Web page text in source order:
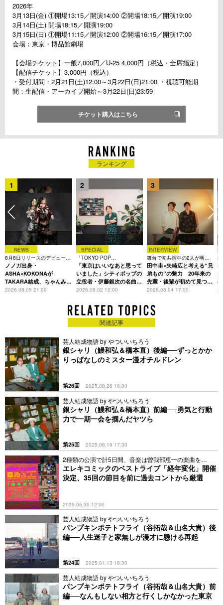
2026年
3月13日(金) ①開場13:15／開演14:00 ②開場18:15／開演19:00
3月14日(土) 開場18:15／開演19:00
3月15日(日) ①開場11:15／開演12:00 ②開場16:15／開演17:00
会場：東京・博品館劇場
【会場チケット】一般7,000円／U-25 4,000円（税込・全席指定）
【配信チケット】3,000円（税込）
・受付期間：2月21日(土)12:00～3月22日(日)21:00 ・視聴可能期
間：生配信・アーカイブ開始～3月22日(日)23:59
チケット購入はこちら
ランキング
1
NEWS
8月8日リリースのデビュー曲
は「Time is money」
ノノガ出身・
ASHA×KOKONAが
TAKARA結成、ちゃんみな
主宰レーベル第2弾アーテ
2026.08.05 21:00
2
SPECIAL
「TOKYO POP
CHRONICLE」特集
「東京はいいなあと思って
いました」シティポップの
立役者・伊藤銀次の名曲回
想録
2026.08.02 12:00
3
INTERVIEW
舞台で初共演中の2人が明か
す、今の自分をつくる恩人の
存在
田中圭×矢崎広と考える“兄
弟もの”の魅力 20年来の
先輩・後輩が初めて見つけ
た互いの共通点とは
2026.08.04 17:00
3
関連記事
芸人結成物語 by やついいちろう
銀シャリ（鰻和弘＆橋本直）後編──ずっとかか
りっぱなしのミスター漫才チルドレン
第26回 2025.08.26 18:00
芸人結成物語 by やついいちろう
銀シャリ（鰻和弘＆橋本直）前編──勇気と行動
力で一期一会を掴んだヤツら
第25回 2025.06.19 17:30
2種類の公演で計5日間、音楽は曽我部恵一の楽曲を
Remix
エレキコミックのベストライブ「経年変化」開催
決定、35回の節目を前に過去コントから厳選
2025.05.30 12:00
芸人結成物語 by やついいちろう
パンプキンポテトフライ（谷拓哉＆山名大貴）後
編──人生迷子と家無しが漫才に懸ける再起
第24回 2025.01.13 18:30
芸人結成物語 by やついいちろう
パンプキンポテトフライ（谷拓哉＆山名大貴）前
編──なんもしない相方と行くしかなかった東京